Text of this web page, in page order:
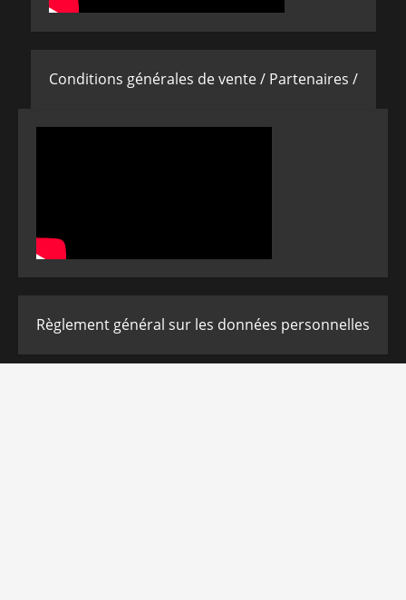
Conditions générales de vente / Partenaires /
Règlement général sur les données personnelles